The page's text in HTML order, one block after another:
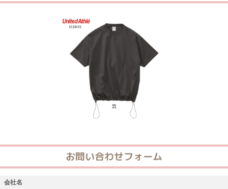
お問い合わせフォーム
会社名